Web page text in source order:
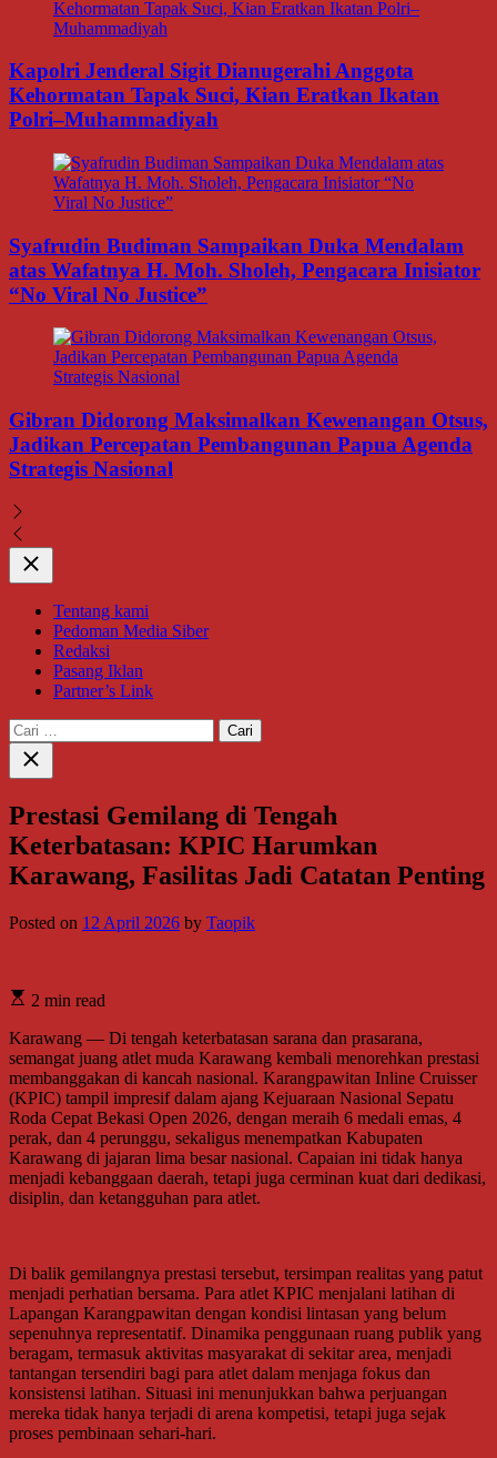
Kapolri Jenderal Sigit Dianugerahi Anggota
Kehormatan Tapak Suci, Kian Eratkan Ikatan
Polri–Muhammadiyah
Syafrudin Budiman Sampaikan Duka Mendalam
atas Wafatnya H. Moh. Sholeh, Pengacara Inisiator
“No Viral No Justice”
Gibran Didorong Maksimalkan Kewenangan Otsus,
Jadikan Percepatan Pembangunan Papua Agenda
Strategis Nasional
Close
Tentang kami
Pedoman Media Siber
Redaksi
Pasang Iklan
Partner’s Link
Cari
untuk:
Close
search
Prestasi Gemilang di Tengah
Keterbatasan: KPIC Harumkan
Karawang, Fasilitas Jadi Catatan Penting
Posted on 12 April 2026 by Taopik
2 min read
Karawang — Di tengah keterbatasan sarana dan prasarana,
semangat juang atlet muda Karawang kembali menorehkan prestasi
membanggakan di kancah nasional. Karangpawitan Inline Cruisser
(KPIC) tampil impresif dalam ajang Kejuaraan Nasional Sepatu
Roda Cepat Bekasi Open 2026, dengan meraih 6 medali emas, 4
perak, dan 4 perunggu, sekaligus menempatkan Kabupaten
Karawang di jajaran lima besar nasional. Capaian ini tidak hanya
menjadi kebanggaan daerah, tetapi juga cerminan kuat dari dedikasi,
disiplin, dan ketangguhan para atlet.
Di balik gemilangnya prestasi tersebut, tersimpan realitas yang patut
menjadi perhatian bersama. Para atlet KPIC menjalani latihan di
Lapangan Karangpawitan dengan kondisi lintasan yang belum
sepenuhnya representatif. Dinamika penggunaan ruang publik yang
beragam, termasuk aktivitas masyarakat di sekitar area, menjadi
tantangan tersendiri bagi para atlet dalam menjaga fokus dan
konsistensi latihan. Situasi ini menunjukkan bahwa perjuangan
mereka tidak hanya terjadi di arena kompetisi, tetapi juga sejak
proses pembinaan sehari-hari.